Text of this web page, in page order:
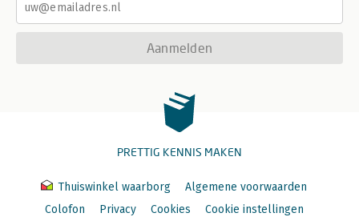
Aanmelden
PRETTIG KENNIS MAKEN
Thuiswinkel waarborg
Algemene voorwaarden
Colofon
Privacy Cookies
Cookie instellingen